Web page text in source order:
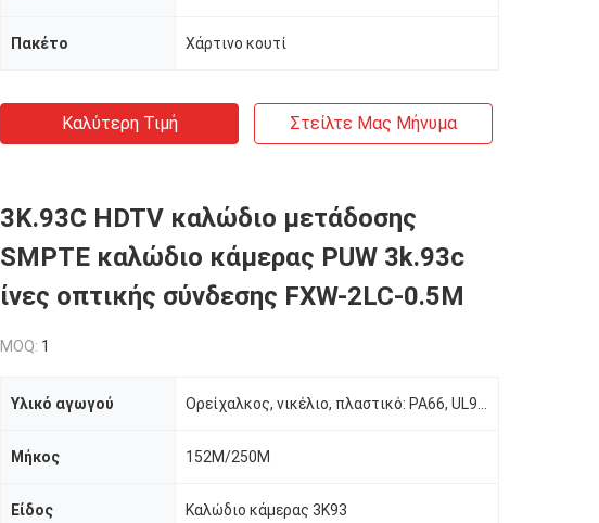
Πακέτο Χάρτινο κουτί
Καλύτερη Τιμή Στείλτε Μας Μήνυμα
3K.93C HDTV καλώδιο μετάδοσης
SMPTE καλώδιο κάμερας PUW 3k.93c
ίνες οπτικής σύνδεσης FXW-2LC-0.5M
MOQ: 1
Υλικό αγωγού
Μήκος 152Μ/250Μ
Είδος Καλώδιο κάμερας 3K93